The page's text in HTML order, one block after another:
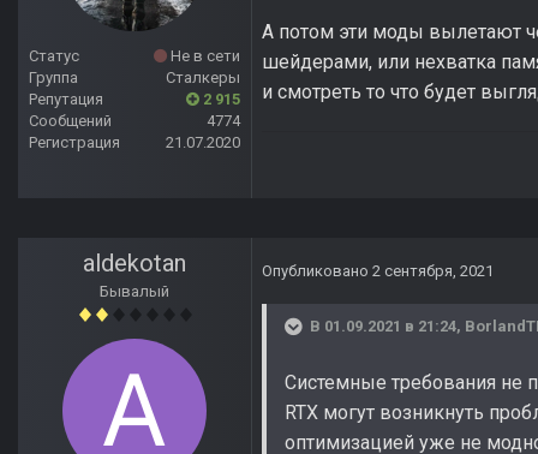
Статус
Не в сети
Группа
Сталкеры
Репутация
2 915
Сообщений
4774
Регистрация
21.07.2020
А потом эти моды вылетают
шейдерами, или нехватка
и смотреть то что будет
aldekotan
Бывалый
Опубликовано 2 сентября, 2021
В 01.09.2021 в 21:24,
Системные требования не
RTX могут возникнуть
оптимизацией уже не